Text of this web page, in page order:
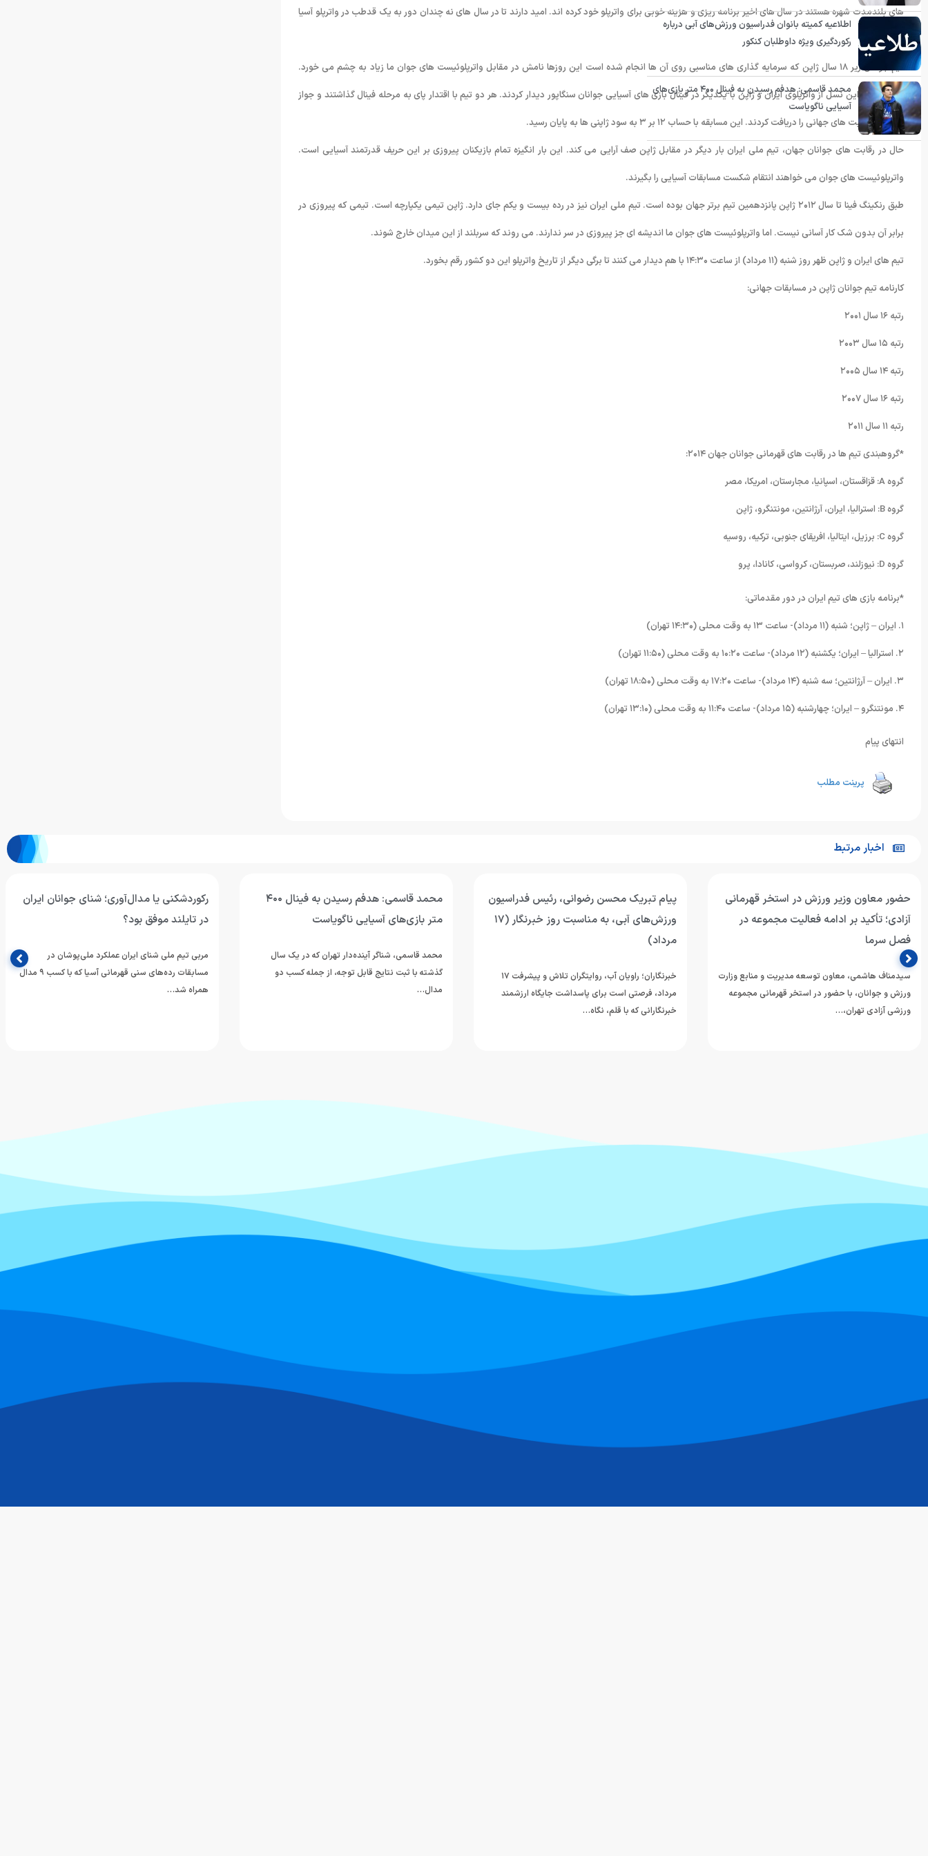
های بلندمدت شهره هستند در سال های اخیر برنامه ریزی و هزینه خوبی برای واترپلو خود کرده اند. امید دارند تا در سال های نه چندان دور به یک قدطب در واترپلو آسیا
بدل شوند.
تیم جوانان زیر ۱۸ سال ژاپن که سرمایه گذاری های مناسبی روی آن ها انجام شده است این روزها نامش در مقابل واترپلوئیست های جوان ما زیاد به چشم می خورد.
نخستین بار این نسل از واترپلوی ایران و ژاپن با یکدیگر در فینال بازی های آسیایی جوانان سنگاپور دیدار کردند. هر دو تیم با اقتدار پای به مرحله فینال گذاشتند و جواز
حضور در رقابت های جهانی را دریافت کردند. این مسابقه با حساب ۱۲ بر ۳ به سود ژاپنی ها به پایان رسید.
حال در رقابت های جوانان جهان، تیم ملی ایران بار دیگر در مقابل ژاپن صف آرایی می کند. این بار انگیزه تمام بازیکنان پیروزی بر این حریف قدرتمند آسیایی است.
واترپلوئیست های جوان می خواهند انتقام شکست مسابقات آسیایی را بگیرند.
طبق رنکینگ فینا تا سال ۲۰۱۲ ژاپن پانزدهمین تیم برتر جهان بوده است. تیم ملی ایران نیز در رده بیست و یکم جای دارد. ژاپن تیمی یکپارچه است. تیمی که پیروزی در
برابر آن بدون شک کار آسانی نیست. اما واترپلوئیست های جوان ما اندیشه ای جز پیروزی در سر ندارند. می روند که سربلند از این میدان خارج شوند.
تیم های ایران و ژاپن ظهر روز شنبه (۱۱ مرداد) از ساعت ۱۴:۳۰ با هم دیدار می کنند تا برگی دیگر از تاریخ واترپلو این دو کشور رقم بخورد.
کارنامه تیم جوانان ژاپن در مسابقات جهانی:
رتبه ۱۶ سال ۲۰۰۱
رتبه ۱۵ سال ۲۰۰۳
رتبه ۱۴ سال ۲۰۰۵
رتبه ۱۶ سال ۲۰۰۷
رتبه ۱۱ سال ۲۰۱۱
*گروهبندی تیم ها در رقابت های قهرمانی جوانان جهان ۲۰۱۴:
گروه A: قزاقستان، اسپانیا، مجارستان، امریکا، مصر
گروه B: استرالیا، ایران، آرژانتین، مونتنگرو، ژاپن
گروه C: برزیل، ایتالیا، افریقای جنوبی، ترکیه، روسیه
گروه D: نیوزلند، صربستان، کرواسی، کانادا، پرو
*برنامه بازی های تیم ایران در دور مقدماتی:
۱. ایران – ژاپن؛ شنبه (۱۱ مرداد)- ساعت ۱۳ به وقت محلی (۱۴:۳۰ تهران)
۲. استرالیا – ایران؛ یکشنبه (۱۲ مرداد)- ساعت ۱۰:۲۰ به وقت محلی (۱۱:۵۰ تهران)
۳. ایران – آرژانتین؛ سه شنبه (۱۴ مرداد)- ساعت ۱۷:۲۰ به وقت محلی (۱۸:۵۰ تهران)
۴. مونتنگرو – ایران؛ چهارشنبه (۱۵ مرداد)- ساعت ۱۱:۴۰ به وقت محلی (۱۳:۱۰ تهران)
انتهای پیام
پرینت مطلب
اطلاعیه کمیته بانوان فدراسیون ورزش‌های آبی درباره
رکوردگیری ویژه داوطلبان کنکور
محمد قاسمی: هدفم رسیدن به فینال ۴۰۰ متر بازی‌های
آسیایی ناگویاست
اخبار مرتبط
حضور معاون وزیر ورزش در استخر قهرمانی
آزادی؛ تأکید بر ادامه فعالیت مجموعه در
فصل سرما
سیدمناف هاشمی، معاون توسعه مدیریت و منابع وزارت
ورزش و جوانان، با حضور در استخر قهرمانی مجموعه
ورزشی آزادی تهران،…
پیام تبریک محسن رضوانی، رئیس فدراسیون
ورزش‌های آبی، به مناسبت روز خبرنگار (۱۷
مرداد)
خبرنگاران؛ راویان آب، روایتگران تلاش و پیشرفت ۱۷
مرداد، فرصتی است برای پاسداشت جایگاه ارزشمند
خبرنگارانی که با قلم، نگاه…
محمد قاسمی: هدفم رسیدن به فینال ۴۰۰
متر بازی‌های آسیایی ناگویاست
محمد قاسمی، شناگر آینده‌دار تهران که در یک سال
گذشته با ثبت نتایج قابل توجه، از جمله کسب دو
مدال…
رکوردشکنی یا مدال‌آوری؛ شنای جوانان ایران
در تایلند موفق بود؟
مربی تیم ملی شنای ایران عملکرد ملی‌پوشان در
مسابقات رده‌های سنی قهرمانی آسیا که با کسب ۹ مدال
همراه شد…